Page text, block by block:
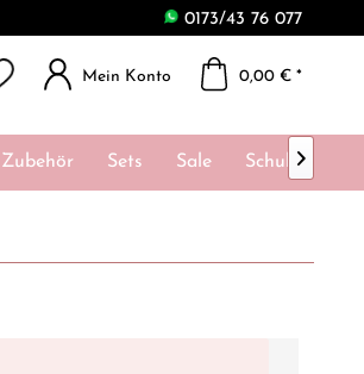
0173/43 76 077
Mein Konto 0,00 € *
Zubehör Sets Sale Schulungen
